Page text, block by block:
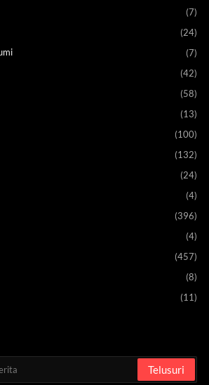
(7)
(24)
(7)
(42)
(58)
(13)
(100)
(132)
(24)
(4)
(396)
(4)
(457)
(8)
(11)